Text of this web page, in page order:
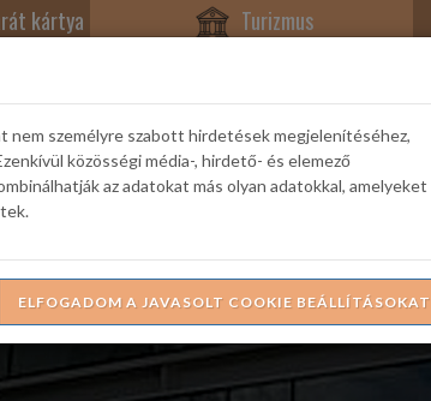
kártya Turizmus
Városi Galéria Hasznos információk Galéria
nem személyre szabott hirdetések megjelenítéséhez,
közösségi média-, hirdető- és elemező
az adatokat más olyan adatokkal, amelyeket
ELFOGADOM A JAVASOLT COOKIE BEÁLLÍTÁSOKAT